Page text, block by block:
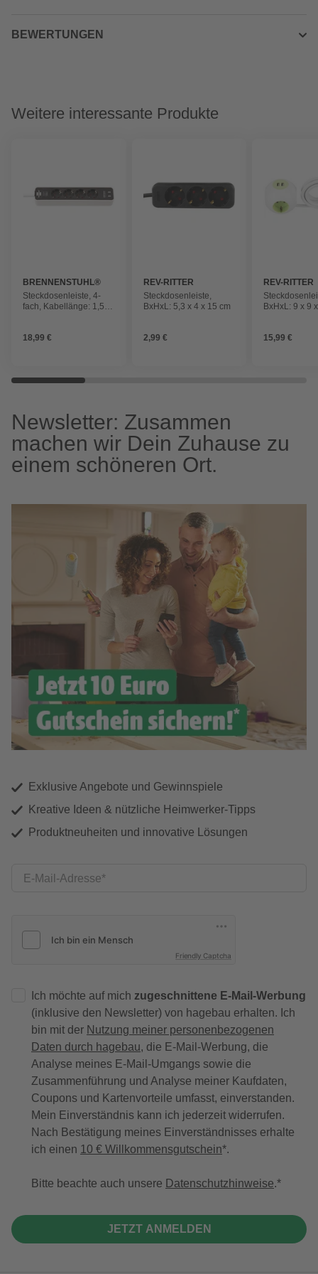
BEWERTUNGEN
Weitere interessante Produkte
BRENNENSTUHL®
Steckdosenleiste, 4-
fach, Kabellänge: 1,5
18,99 €
REV-RITTER
Steckdosenleiste,
BxHxL: 5,3 x 4 x 15 cm
2,99 €
REV-RITTER
BxHxL: 9 x 9
15,99 €
Newsletter: Zusammen
machen wir Dein Zuhause zu
einem schöneren Ort.
Exklusive Angebote und Gewinnspiele
Kreative Ideen & nützliche Heimwerker-Tipps
Produktneuheiten und innovative Lösungen
E-Mail-Adresse
Friendly Captcha
Ich möchte auf mich zugeschnittene E-Mail-Werbung
(inklusive den Newsletter) von hagebau erhalten. Ich
bin mit der Nutzung meiner personenbezogenen
Daten durch hagebau, die E-Mail-Werbung, die
Analyse meines E-Mail-Umgangs sowie die
Zusammenführung und Analyse meiner Kaufdaten,
Coupons und Kartenvorteile umfasst, einverstanden.
Mein Einverständnis kann ich jederzeit widerrufen.
Nach Bestätigung meines Einverständnisses erhalte
ich einen 10 € Willkommensgutschein*.
Bitte beachte auch unsere Datenschutzhinweise.
JETZT ANMELDEN